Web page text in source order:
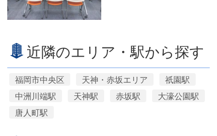
近隣のエリア・駅から探す
福岡市中央区 天神・赤坂エリア
祇園駅
中洲川端駅
天神駅 赤坂駅
大濠公園駅
唐人町駅